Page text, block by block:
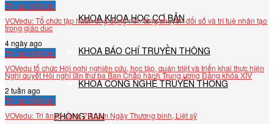
KHOA KHOA HỌC CƠ BẢN
KHOA BÁO CHÍ TRUYỀN THÔNG
KHOA CÔNG NGHỆ TRUYỀN THÔNG
PHÒNG BAN
Tin tức VOVedu
VOVedu: Tổ chức tập huấn ứng dụng nền tảng chuyển đổi số và trí tuệ nhân tạo
trong giáo dục
4 ngày ago
Tin tức VOVedu
VOVedu tổ chức Hội nghị nghiên cứu, học tập, quán triệt và triển khai thực hiện
Nghị quyết Hội nghị lần thứ ba Ban Chấp hành Trung ương Đảng khóa XIV
2 tuần ago
Tin tức VOVedu
VOVedu: Tri ân kỷ niệm 79 năm Ngày Thương binh, Liệt sỹ